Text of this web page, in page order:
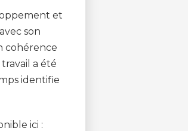
et
son
cohérence
a été
identifie
ici :